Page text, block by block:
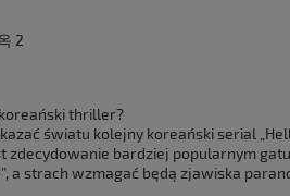
2
thriller?
światu kolejny koreański serial
zdecydowanie bardziej popularnym
a strach wzmagać będą zjawiska